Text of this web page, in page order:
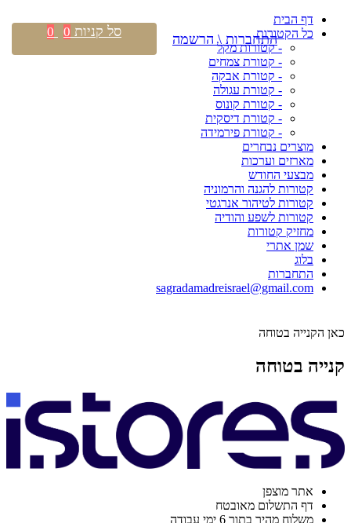
דף הבית
כל הקטורות
- קטורות מקל
- קטורת צמחים
- קטורת אבקה
- קטורת עגולה
- קטורת קונוס
- קטורת דיסקית
- קטורת פירמידה
מוצרים נבחרים
מארזים וערכות
מבצעי החודש
קטורות להגנה והרמוניה
קטורות לטיהור אנרגטי
קטורות לשפע והודיה
מחזיק קטורות
שמן אתרי
בלוג
התחברות
sagradamadreisrael@gmail.com
כאן הקנייה בטוחה
קנייה בטוחה
אתר מוצפן
דף התשלום מאובטח
משלוח מהיר בתוך 6 ימי עבודה
התחברות \ הרשמה סל קניות 0
0